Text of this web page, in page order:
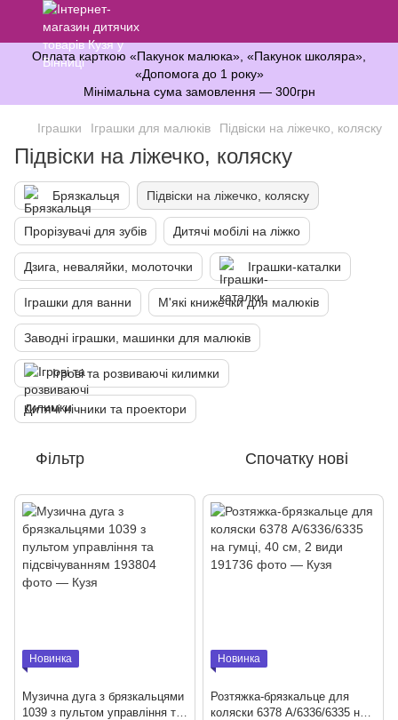
Оплата карткою «Пакунок малюка», «Пакунок школяра»,
«Допомога до 1 року»
Мінімальна сума замовлення — 300грн
Іграшки Іграшки для малюків Підвіски на ліжечко, коляску
Підвіски на ліжечко, коляску
Брязкальця Підвіски на ліжечко, коляску
Прорізувачі для зубів Дитячі мобілі на ліжко
Дзига, неваляйки, молоточки Іграшки-каталки
Іграшки для ванни М'які книжечки для малюків
Заводні іграшки, машинки для малюків
Ігрові та розвиваючі килимки
Дитячі нічники та проектори
Фільтр Спочатку нові
Новинка
Музична дуга з брязкальцями
1039 з пультом управління та
Новинка
Розтяжка-брязкальце для
коляски 6378 A/6336/6335 на